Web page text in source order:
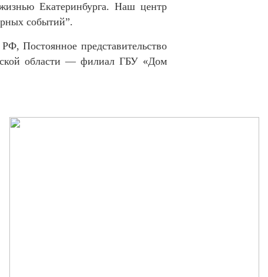
Екатеринбурга. Наш центр
событий”.
Постоянное представительство
области — филиал ГБУ «Дом